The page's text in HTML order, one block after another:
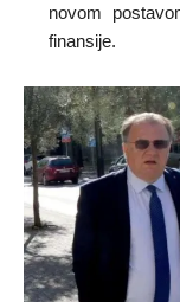
novom
finansije.